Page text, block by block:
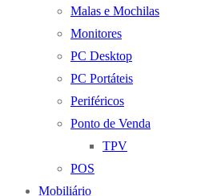
Malas e Mochilas
Monitores
PC Desktop
PC Portáteis
Periféricos
Ponto de Venda
TPV
POS
Mobiliário